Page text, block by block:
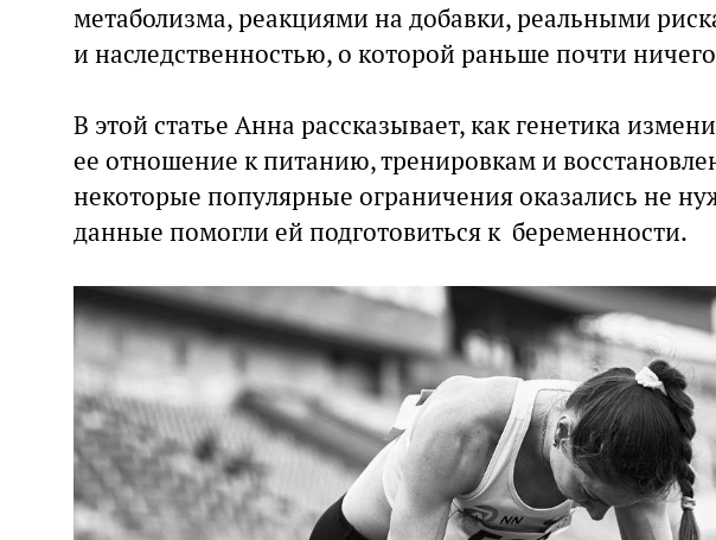
метаболизма, реакциями на добавки, реальными
и наследственностью, о которой раньше почти
В этой статье Анна рассказывает, как генетика
ее отношение к питанию, тренировкам и
некоторые популярные ограничения оказались не
данные помогли ей подготовиться к беременности.